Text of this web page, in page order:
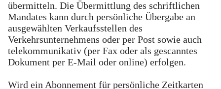
übermitteln. Die Übermittlung des schriftlichen
Mandates kann durch persönliche Übergabe an
ausgewählten Verkaufsstellen des
Verkehrsunternehmens oder per Post sowie auch
telekommunikativ (per Fax oder als gescanntes
Dokument per E-Mail oder online) erfolgen.
Wird ein Abonnement für persönliche Zeitkarten